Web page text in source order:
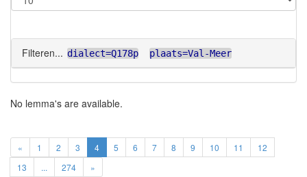
Filteren... dialect=Q178p plaats=Val-Meer
No lemma's are available.
« 1 2 3 4 5 6 7 8 9 10 11
12
13
... 274 »